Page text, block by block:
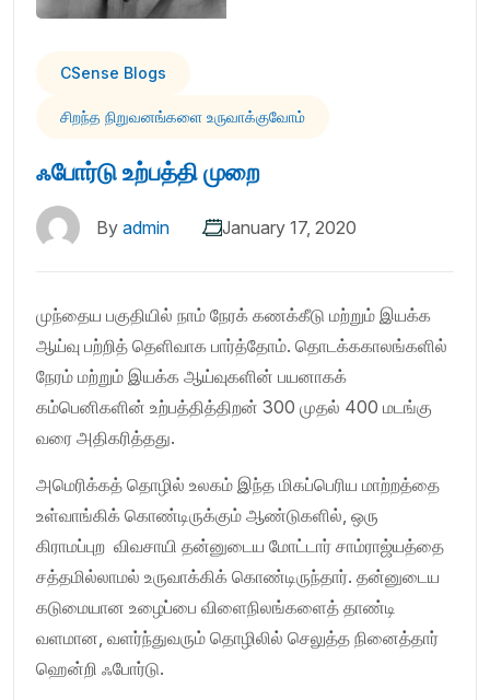
CSense Blogs
சிறந்த நிறுவனங்களை உருவாக்குவோம்
ஃபோர்டு உற்பத்தி முறை
By admin January 17, 2020
முந்தைய பகுதியில் நாம் நேரக் கணக்கீடு மற்றும் இயக்க
ஆய்வு பற்றித் தெளிவாக பார்த்தோம். தொடக்ககாலங்களில்
நேரம் மற்றும் இயக்க ஆய்வுகளின் பயனாகக்
கம்பெனிகளின் உற்பத்தித்திறன் 300 முதல் 400 மடங்கு
வரை அதிகரித்தது.
அமெரிக்கத் தொழில் உலகம் இந்த மிகப்பெரிய மாற்றத்தை
உள்வாங்கிக் கொண்டிருக்கும் ஆண்டுகளில், ஒரு
கிராமப்புற விவசாயி தன்னுடைய மோட்டார் சாம்ராஜ்யத்தை
சத்தமில்லாமல் உருவாக்கிக் கொண்டிருந்தார். தன்னுடைய
கடுமையான உழைப்பை விளைநிலங்களைத் தாண்டி
வளமான, வளர்ந்துவரும் தொழிலில் செலுத்த நினைத்தார்
ஹென்றி ஃபோர்டு.